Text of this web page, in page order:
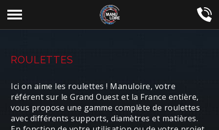
au
contenu
ROULETTES
Ici on aime les roulettes ! Manuloire, votre
référent sur le Grand Ouest et la France entière,
vous propose une gamme complète de roulettes
avec différents supports, diamètres et matières.